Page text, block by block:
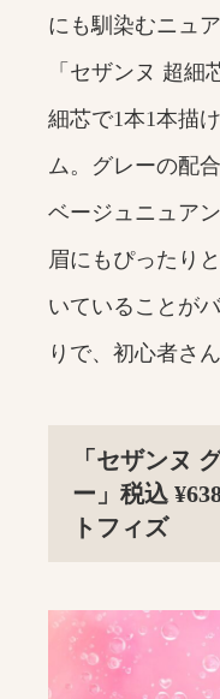
にも馴染むニュ
「セザンヌ 超細
細芯で1本1本描
ム。グレーの配
ベージュニュア
眉にもぴったり
いていることが
りで、初心者さ
「セザンヌ
ー」税込
トフィズ